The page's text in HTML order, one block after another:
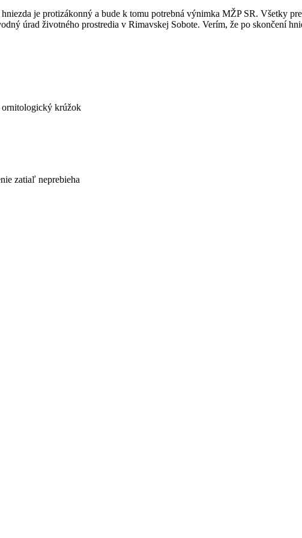
je protizákonný a bude k tomu potrebná výnimka MŽP SR. Všetky
úrad životného prostredia v Rimavskej Sobote. Verím, že po skončení
ornitologický krúžok
zatiaľ neprebieha